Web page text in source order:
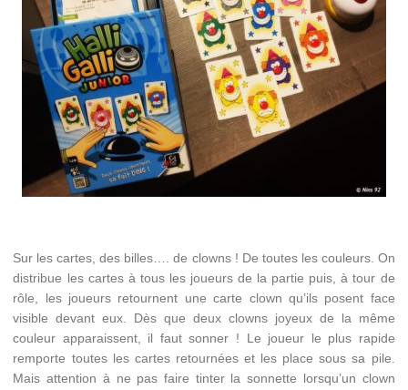
Sur les cartes, des billes…. de clowns ! De toutes les couleurs. On
distribue les cartes à tous les joueurs de la partie puis, à tour de
rôle, les joueurs retournent une carte clown qu’ils posent face
visible devant eux. Dès que deux clowns joyeux de la même
couleur apparaissent, il faut sonner ! Le joueur le plus rapide
remporte toutes les cartes retournées et les place sous sa pile.
Mais attention à ne pas faire tinter la sonnette lorsqu’un clown